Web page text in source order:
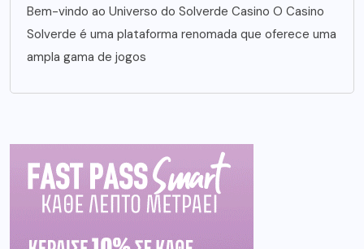
Bem-vindo ao Universo do Solverde Casino O Casino
Solverde é uma plataforma renomada que oferece uma
ampla gama de jogos